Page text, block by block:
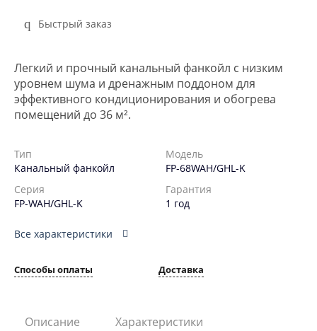
Быстрый заказ
Легкий и прочный канальный фанкойл с низким
уровнем шума и дренажным поддоном для
эффективного кондиционирования и обогрева
помещений до 36 м².
Тип
Канальный фанкойл
Модель
FP-68WAH/GHL-K
Серия
FP-WAH/GHL-K
Гарантия
1 год
Все характеристики
Способы оплаты Доставка
Описание Характеристики